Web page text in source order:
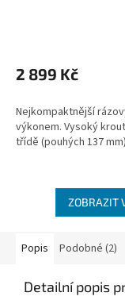
2 899 Kč
Nejkompaktnější
výkonem. Vysoký
třídě (pouhých 137
ZOBRAZIT
Popis Podobné (2)
Detailní popis